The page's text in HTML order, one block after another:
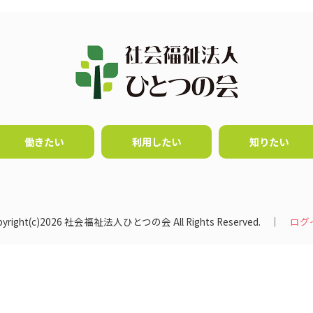
働きたい 利用したい 知りたい
社会福祉法人ひとつの会 All Rights Reserved. │ ログ